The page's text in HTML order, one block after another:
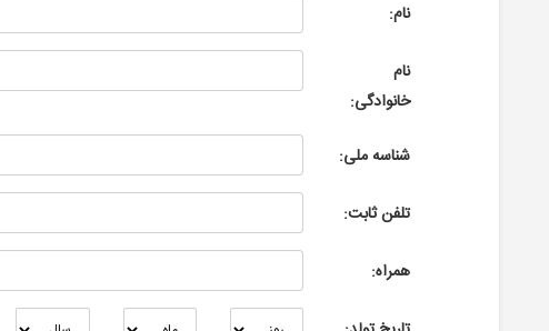
نام:
نام
خانوادگی:
شناسه ملی:
تلفن ثابت:
همراه: